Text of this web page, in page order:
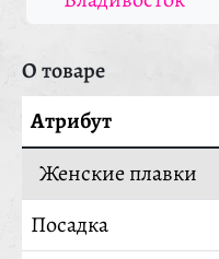
О товаре
Атрибут
Женские плавки
Посадка